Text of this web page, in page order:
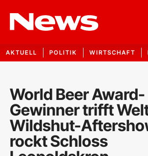
AKTUELL POLITIK WIRTSCHAFT
World Beer Award-
Gewinner trifft
Wildshut-
rockt Schloss